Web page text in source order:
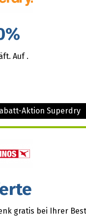
Auf .
Aktion Superdry
gratis bei Ihrer